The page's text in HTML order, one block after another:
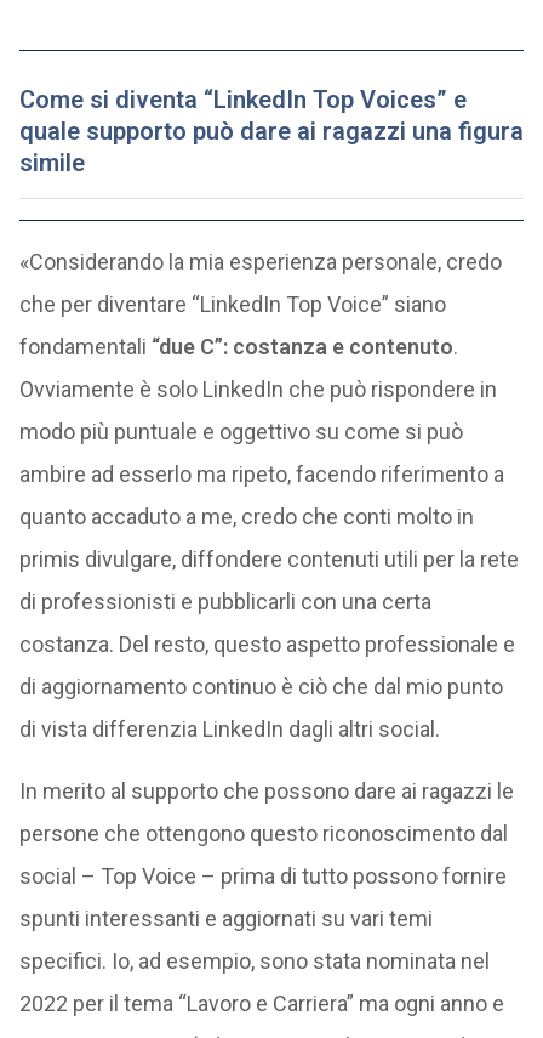
Come si diventa “LinkedIn Top Voices” e
quale supporto può dare ai ragazzi una figura
simile
«Considerando la mia esperienza personale, credo
che per diventare “LinkedIn Top Voice” siano
fondamentali “due C”: costanza e contenuto.
Ovviamente è solo LinkedIn che può rispondere in
modo più puntuale e oggettivo su come si può
ambire ad esserlo ma ripeto, facendo riferimento a
quanto accaduto a me, credo che conti molto in
primis divulgare, diffondere contenuti utili per la rete
di professionisti e pubblicarli con una certa
costanza. Del resto, questo aspetto professionale e
di aggiornamento continuo è ciò che dal mio punto
di vista differenzia LinkedIn dagli altri social.
In merito al supporto che possono dare ai ragazzi le
persone che ottengono questo riconoscimento dal
social – Top Voice – prima di tutto possono fornire
spunti interessanti e aggiornati su vari temi
specifici. Io, ad esempio, sono stata nominata nel
2022 per il tema “Lavoro e Carriera” ma ogni anno e